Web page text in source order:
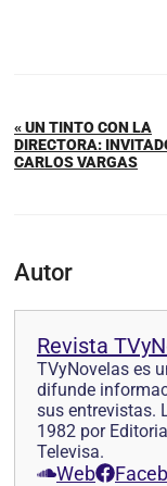
« UN TINTO CON LA
DIRECTORA:
CARLOS VARGAS
Autor
Revista
TVyNovelas es
difunde
sus entrevistas.
1982 por
Televisa.
Web